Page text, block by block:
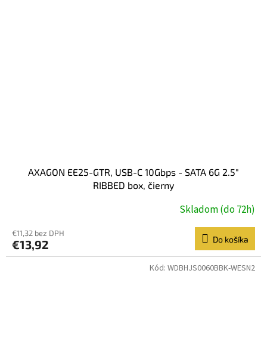
AXAGON EE25-GTR, USB-C 10Gbps - SATA 6G 2.5"
RIBBED box, čierny
Skladom (do 72h)
€11,32 bez DPH
€13,92 Do košíka
Kód: WDBHJS0060BBK-WESN2